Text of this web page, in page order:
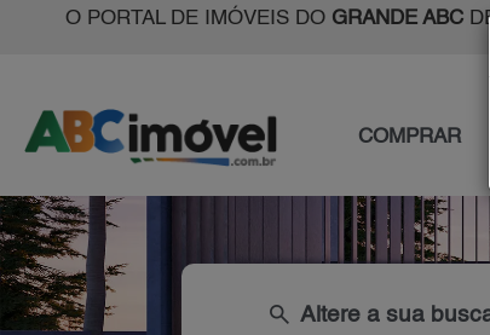
O PORTAL DE IMÓVEIS DO GRANDE ABC
COMPRAR
search Altere a sua